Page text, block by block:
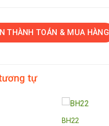
THÀNH TOÁN & MUA HÀNG
tự
BH22